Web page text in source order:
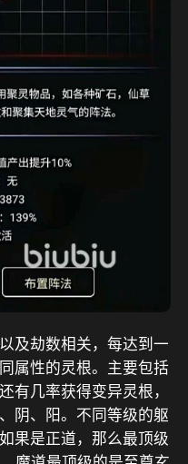
及劫数相关，每达到一
属性的灵根。主要包括
有几率获得变异灵根，
阴、阳。不同等级的躯
果是正道，那么最顶级